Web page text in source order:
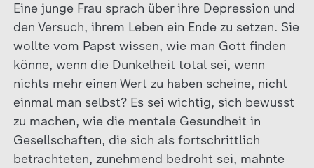
Eine junge Frau sprach über ihre Depression und
den Versuch, ihrem Leben ein Ende zu setzen. Sie
wollte vom Papst wissen, wie man Gott finden
könne, wenn die Dunkelheit total sei, wenn
nichts mehr einen Wert zu haben scheine, nicht
einmal man selbst? Es sei wichtig, sich bewusst
zu machen, wie die mentale Gesundheit in
Gesellschaften, die sich als fortschrittlich
betrachteten, zunehmend bedroht sei, mahnte